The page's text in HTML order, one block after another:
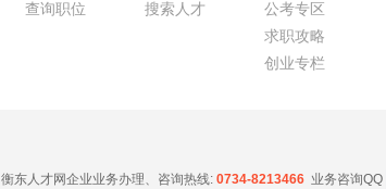
查询职位
搜索人才
公考专区
求职攻略
创业专栏
衡东人才网企业业务办理、咨询热线: 0734-8213466 业务咨询QQ